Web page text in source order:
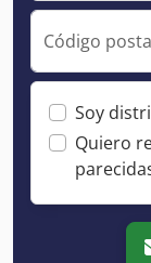
Código
Soy
Quiero